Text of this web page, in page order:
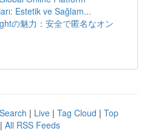
Estetik ve Sağlam...
の魅力：安全で匿名なオン
| Live | Tag Cloud | Top
| All RSS Feeds